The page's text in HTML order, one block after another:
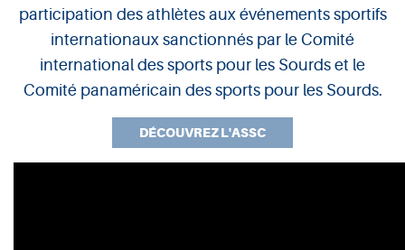
participation des athlètes aux événements sportifs
internationaux sanctionnés par le Comité
international des sports pour les Sourds et le
Comité panaméricain des sports pour les Sourds.
DÉCOUVREZ L'ASSC